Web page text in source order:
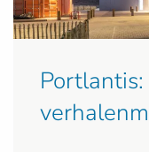
Portlantis: